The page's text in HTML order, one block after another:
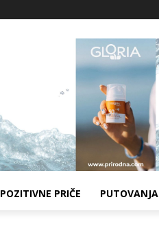
POZITIVNE PRIČE PUTOVANJA